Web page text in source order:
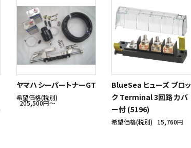
ヤマハ シーパートナーGT
希望価格(税別)
205,500円〜
BlueSea ヒューズ ブロッ
ク Terminal 3回路 カバ
ー付 (5196)
希望価格(税別) 15,760円